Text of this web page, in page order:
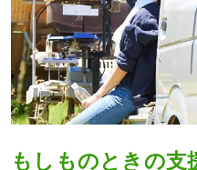
もしものときの支